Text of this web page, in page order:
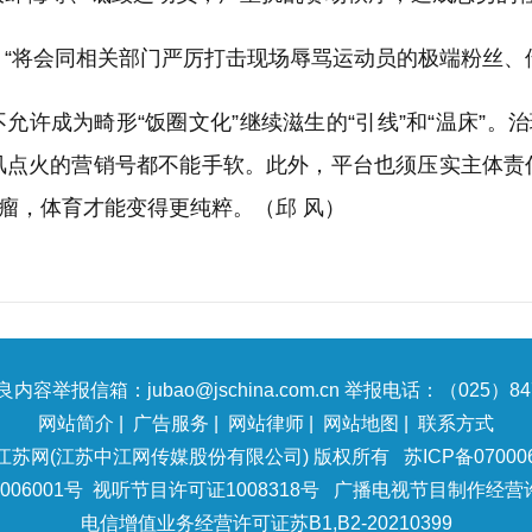
将会同相关部门严厉打击现场辱骂运动员的极端粉丝
许成为畸形“饭圈文化”继续滋生的“引线”和“温床”。
火的营销号都不能手软。此外，平台也须压实主体
，体育才能变得更纯粹。（邱 风）
内容举报信箱：jubao@jschina.com.cn 举报电话：（025）
网站简介
广告服务 网站律师 网站地图
联系方式
苏网(江苏中江网传媒股份有限公司) 版权所有 苏ICP备
号 视听节目许可证1008318号
广播电视节目制作经营
电信增值业务经营许可证苏B1,B2-20210399